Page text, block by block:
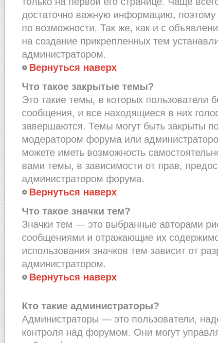
достаточно важную информацию,
по возможности. Так же, как и с
на создание прикрепленных тем
администратором.
Вернуться наверх
Что такое закрытые темы?
Это такие темы, в которых пользователи
сообщения, и все находящиеся в них
завершаются. Темы могут быть закрыты
модератором форума или
можете иметь возможность
вами темы, в зависимости от прав,
администратором форума.
Вернуться наверх
Что такое значки тем?
Значки тем — это выбранные авторами
сообщениями и отражающие их
использования значков тем зависит от
администратором.
Вернуться наверх
Кто такие администраторы?
Администраторы — это пользователи,
контроля над форумом. Они могут